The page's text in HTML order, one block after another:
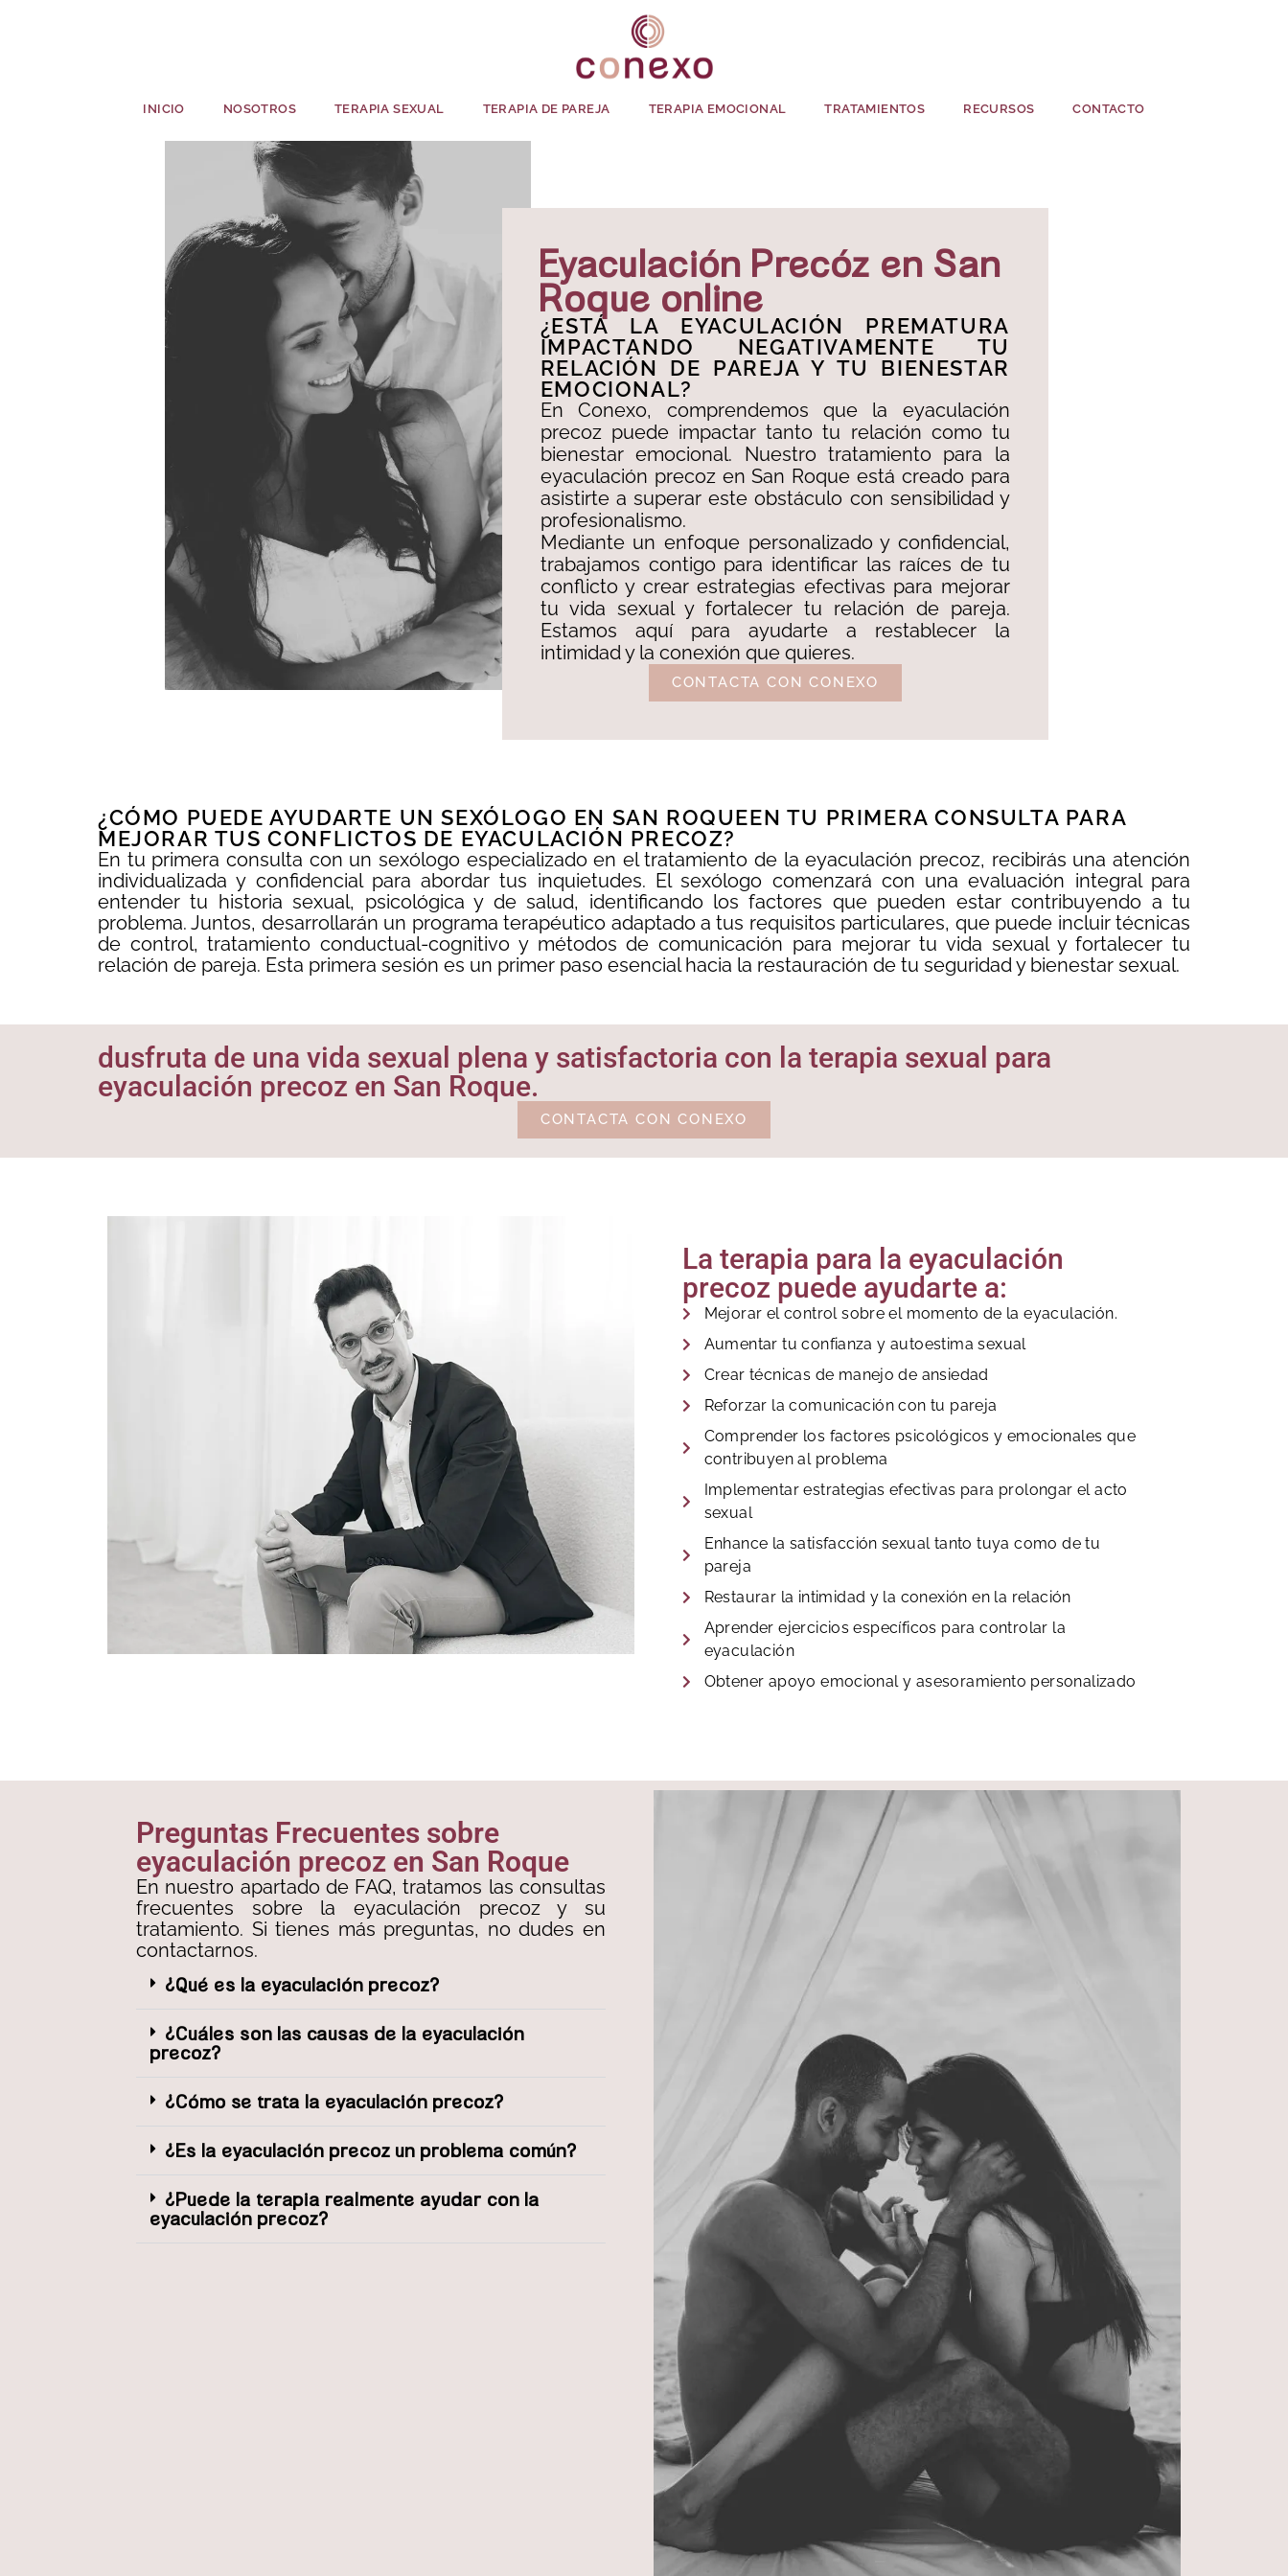
INICIO NOSOTROS TERAPIA SEXUAL TERAPIA DE PAREJA TERAPIA EMOCIONAL TRATAMIENTOS RECURSOS CONTACTO
Eyaculación Precóz en San
Roque online
¿ESTÁ LA EYACULACIÓN PREMATURA
IMPACTANDO NEGATIVAMENTE TU
RELACIÓN DE PAREJA Y TU BIENESTAR
EMOCIONAL?​
En Conexo, comprendemos que la eyaculación
precoz puede impactar tanto tu relación como tu
bienestar emocional. Nuestro tratamiento para la
eyaculación precoz en San Roque está creado para
asistirte a superar este obstáculo con sensibilidad y
profesionalismo. ​
Mediante un enfoque personalizado y confidencial,
trabajamos contigo para identificar las raíces de tu
conflicto y crear estrategias efectivas para mejorar
tu vida sexual y fortalecer tu relación de pareja.
Estamos aquí para ayudarte a restablecer la
intimidad y la conexión que quieres.
CONTACTA CON CONEXO
¿CÓMO PUEDE AYUDARTE UN SEXÓLOGO EN SAN ROQUEEN TU PRIMERA CONSULTA PARA
MEJORAR TUS CONFLICTOS DE EYACULACIÓN PRECOZ?
En tu primera consulta con un sexólogo especializado en el tratamiento de la eyaculación precoz, recibirás una atención
individualizada y confidencial para abordar tus inquietudes. El sexólogo comenzará con una evaluación integral para
entender tu historia sexual, psicológica y de salud, identificando los factores que pueden estar contribuyendo a tu
problema. Juntos, desarrollarán un programa terapéutico adaptado a tus requisitos particulares, que puede incluir técnicas
de control, tratamiento conductual-cognitivo y métodos de comunicación para mejorar tu vida sexual y fortalecer tu
relación de pareja. Esta primera sesión es un primer paso esencial hacia la restauración de tu seguridad y bienestar sexual.
dusfruta de una vida sexual plena y satisfactoria con la terapia sexual para
eyaculación precoz en San Roque.
CONTACTA CON CONEXO
La terapia para la eyaculación
precoz puede ayudarte a:
Mejorar el control sobre el momento de la eyaculación.
Aumentar tu confianza y autoestima sexual
Crear técnicas de manejo de ansiedad
Reforzar la comunicación con tu pareja
Comprender los factores psicológicos y emocionales que
contribuyen al problema
Implementar estrategias efectivas para prolongar el acto
sexual
Enhance la satisfacción sexual tanto tuya como de tu
pareja
Restaurar la intimidad y la conexión en la relación
Aprender ejercicios específicos para controlar la
eyaculación
Obtener apoyo emocional y asesoramiento personalizado
Preguntas Frecuentes sobre
eyaculación precoz en San Roque
En nuestro apartado de FAQ, tratamos las consultas
frecuentes sobre la eyaculación precoz y su
tratamiento. Si tienes más preguntas, no dudes en
contactarnos.
¿Qué es la eyaculación precoz?
¿Cuáles son las causas de la eyaculación
precoz?
¿Cómo se trata la eyaculación precoz?
¿Es la eyaculación precoz un problema común?
¿Puede la terapia realmente ayudar con la
eyaculación precoz?